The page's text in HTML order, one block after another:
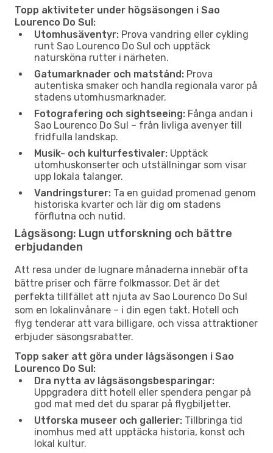
Topp aktiviteter under högsäsongen i Sao
Lourenco Do Sul:
Utomhusäventyr: Prova vandring eller cykling
runt Sao Lourenco Do Sul och upptäck
natursköna rutter i närheten.
Gatumarknader och matstånd: Prova
autentiska smaker och handla regionala varor på
stadens utomhusmarknader.
Fotografering och sightseeing: Fånga andan i
Sao Lourenco Do Sul – från livliga avenyer till
fridfulla landskap.
Musik- och kulturfestivaler: Upptäck
utomhuskonserter och utställningar som visar
upp lokala talanger.
Vandringsturer: Ta en guidad promenad genom
historiska kvarter och lär dig om stadens
förflutna och nutid.
Lågsäsong: Lugn utforskning och bättre
erbjudanden
Att resa under de lugnare månaderna innebär ofta
bättre priser och färre folkmassor. Det är det
perfekta tillfället att njuta av Sao Lourenco Do Sul
som en lokalinvånare – i din egen takt. Hotell och
flyg tenderar att vara billigare, och vissa attraktioner
erbjuder säsongsrabatter.
Topp saker att göra under lågsäsongen i Sao
Lourenco Do Sul:
Dra nytta av lågsäsongsbesparingar:
Uppgradera ditt hotell eller spendera pengar på
god mat med det du sparar på flygbiljetter.
Utforska museer och gallerier: Tillbringa tid
inomhus med att upptäcka historia, konst och
lokal kultur.